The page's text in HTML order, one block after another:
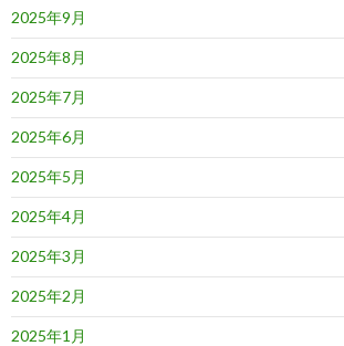
2025年9月
2025年8月
2025年7月
2025年6月
2025年5月
2025年4月
2025年3月
2025年2月
2025年1月